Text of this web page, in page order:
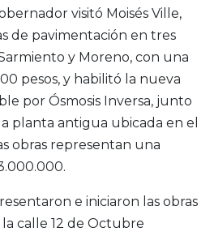
visitó Moisés Ville,
de pavimentación en tres
y Moreno, con una
pesos, y habilitó la nueva
por Ósmosis Inversa, junto
planta antigua ubicada en el
obras representan una
e iniciaron las obras
calle 12 de Octubre